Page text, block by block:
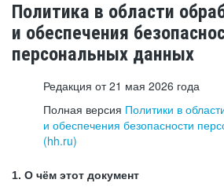
Политика в области
и обеспечения
персональных данных
Редакция от 21 мая 2026 года
Полная версия Политики в
и обеспечения безопасности
(hh.ru)
1. О чём этот документ